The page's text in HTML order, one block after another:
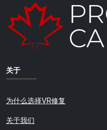
关于
为什么选择VR修复
关于我们